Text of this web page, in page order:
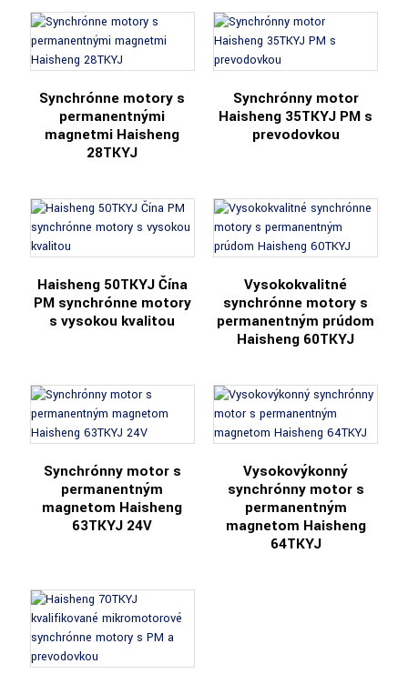
Synchrónne motory s
permanentnými
magnetmi Haisheng
28TKYJ
Synchrónny motor
Haisheng 35TKYJ PM s
prevodovkou
Haisheng 50TKYJ Čína
PM synchrónne motory
s vysokou kvalitou
Vysokokvalitné
synchrónne motory s
permanentným prúdom
Haisheng 60TKYJ
Synchrónny motor s
permanentným
magnetom Haisheng
63TKYJ 24V
Vysokovýkonný
synchrónny motor s
permanentným
magnetom Haisheng
64TKYJ